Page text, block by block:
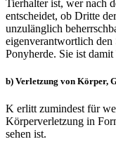
Tierhalter ist, wer nach
entscheidet, ob Dritte
unzulänglich
eigenverantwortlich den
Ponyherde. Sie ist
b) Verletzung von Körper,
K erlitt zumindest für
Körperverletzung in
sehen ist.